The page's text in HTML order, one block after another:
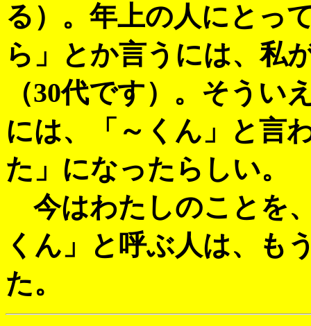
る）。年上の人にとっ
ら」とか言うには、私
（30代です）。そうい
には、「～くん」と言
た」になったらしい。
今はわたしのことを
くん」と呼ぶ人は、も
た。